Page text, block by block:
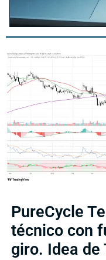
PureCycle
técnico con
giro. Idea de